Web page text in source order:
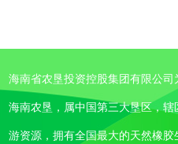
海南省农垦投资控股集团有限公
海南农垦，属中国第三大垦区，
游资源，拥有全国最大的天然橡胶